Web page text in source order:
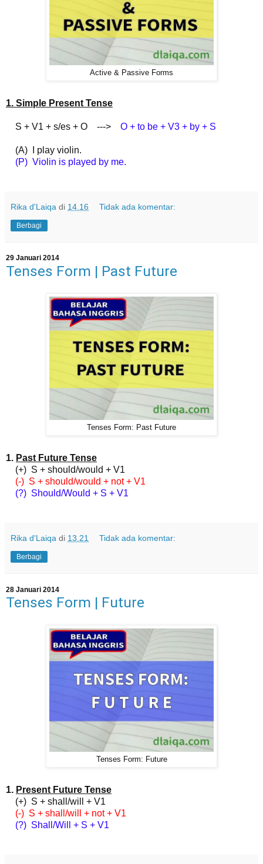
Active & Passive Forms
1. Simple Present Tense
S + V1 + s/es + O ---> O + to be + V3 + by + S
(A) I play violin.
(P) Violin is played by me.
Rika d'Laiqa di 14.16 Tidak ada komentar:
Berbagi
29 Januari 2014
Tenses Form | Past Future
Tenses Form: Past Future
1. Past Future Tense
(+) S + should/would + V1
(-) S + should/would + not + V1
(?) Should/Would + S + V1
Rika d'Laiqa di 13.21 Tidak ada komentar:
Berbagi
28 Januari 2014
Tenses Form | Future
Tenses Form: Future
1. Present Future Tense
(+) S + shall/will + V1
(-) S + shall/will + not + V1
(?) Shall/Will + S + V1